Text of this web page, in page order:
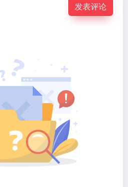
发表评论